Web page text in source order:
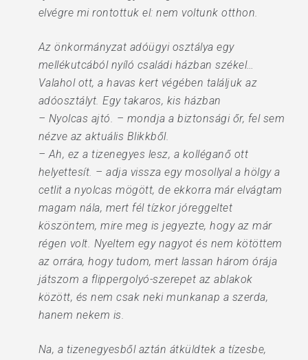
elvégre mi rontottuk el: nem voltunk otthon.
Az önkormányzat adóügyi osztálya egy
mellékutcából nyíló családi házban székel…
Valahol ott, a havas kert végében találjuk az
adóosztályt. Egy takaros, kis házban
– Nyolcas ajtó. – mondja a biztonsági őr, fel sem
nézve az aktuális Blikkből.
– Ah, ez a tizenegyes lesz, a kolléganő ott
helyettesít. – adja vissza egy mosollyal a hölgy a
cetlit a nyolcas mögött, de ekkorra már elvágtam
magam nála, mert fél tízkor jóreggeltet
köszöntem, mire meg is jegyezte, hogy az már
régen volt. Nyeltem egy nagyot és nem kötöttem
az orrára, hogy tudom, mert lassan három órája
játszom a flippergolyó-szerepet az ablakok
között, és nem csak neki munkanap a szerda,
hanem nekem is.
Na, a tizenegyesből aztán átküldtek a tízesbe,